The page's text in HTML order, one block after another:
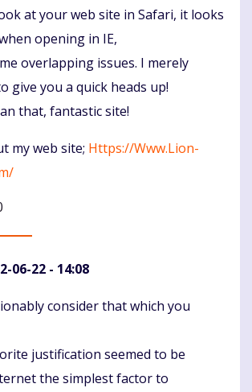
at your web site in Safari, it looks
opening in IE,
overlapping issues. I merely
give you a quick heads up!
that, fantastic site!
my web site; Https://Www.Lion-
06-22 - 14:08
consider that which you
justification seemed to be
the simplest factor to